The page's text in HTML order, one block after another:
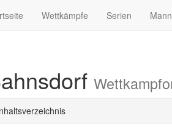
Wettkämpfe Serien